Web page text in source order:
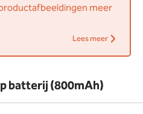
meer
Lees meer
batterij (800mAh)